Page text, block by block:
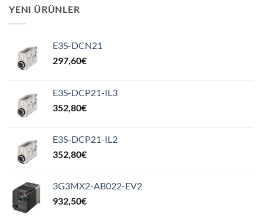
YENI ÜRÜNLER
E3S-DCN21
297,60€
E3S-DCP21-IL3
352,80€
E3S-DCP21-IL2
352,80€
3G3MX2-AB022-EV2
932,50€